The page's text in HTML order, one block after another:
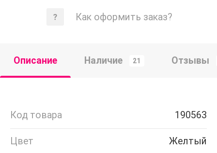
Как оформить заказ?
Описание Наличие 21 Отзывы
Код товара 190563
Цвет Желтый